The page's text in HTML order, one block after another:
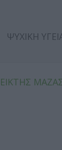
ΨΥΧΙΚΗ